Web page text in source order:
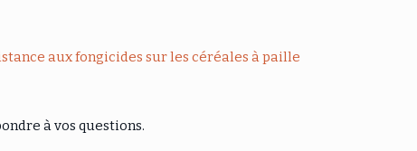
aux fongicides sur les céréales à paille
à vos questions.